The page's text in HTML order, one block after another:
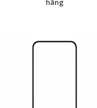
hãng